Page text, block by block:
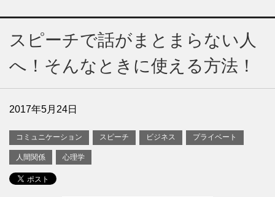
スピーチで話がまとまらない人
へ！そんなときに使える方法！
2017年5月24日
コミュニケーション スピーチ ビジネス プライベート
人間関係 心理学